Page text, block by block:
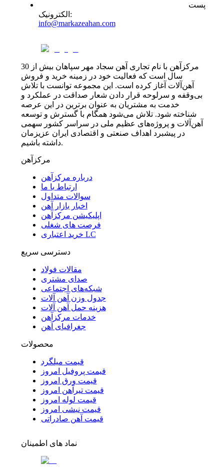
پست
الکترونیک :
info@markazeahan.com
مرکزآهن با نام تجاری آهن سجاد مهر سپاهان بیش از 30
سال است که فعالیت خود در زمینه خرید و فروش
آهن‌آلات آغاز کرده است. این مجموعه توانست با تلاش
بی‌وقفه و سرلوحه قرار دادن شعار صداقت در عملکرد و
خدمت به مشتریان به عنوان برترین در این عرصه
شناخته شود. تلاش می‌شود همگام با گسترش و توسعه
آهن‌آلات و پروژه‌های عظیم ملی در سراسر کشور سهمی
در پیشبرد اهداف صنعتی و اقتصادی ایران عزیزمان
داشته باشیم.
مرکزآهن
درباره مرکزآهن
ارتباط با ما
سوالات متداول
اخبار بازار آهن
اپلیکیشن مرکزآهن
فرصت های شغلی
خرید اعتباری LC
دسترسی سریع
مقالات فولاد
صدای مشتری
شبکه‌های اجتماعی
جدول وزن آهن آلات
هزینه حمل آهن آلات
خدمات مرکزآهن
جغرافیای آهن
محصولات
قیمت میلگرد
قیمت پروفیل امروز
قیمت ورق امروز
قیمت تیرآهن امروز
قیمت لوله امروز
قیمت نبشی امروز
قیمت آهن صادراتی
نماد های اطمینان